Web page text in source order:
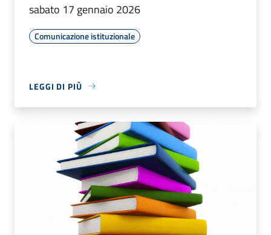
sabato 17 gennaio 2026
Comunicazione istituzionale
LEGGI DI PIÙ